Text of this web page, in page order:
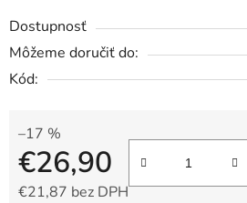
Dostupnosť
Môžeme doručiť do:
Kód:
–17 %
€26,90
€21,87 bez DPH